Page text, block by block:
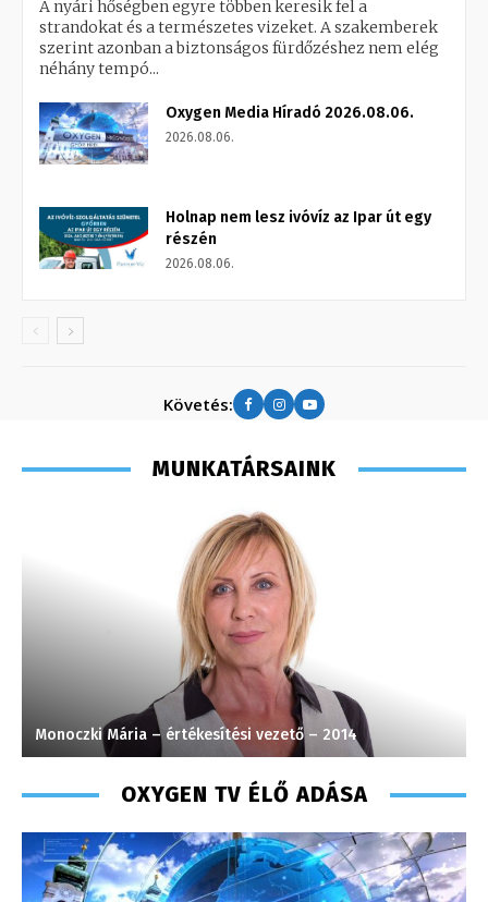
A nyári hőségben egyre többen keresik fel a
strandokat és a természetes vizeket. A szakemberek
szerint azonban a biztonságos fürdőzéshez nem elég
néhány tempó...
Oxygen Media Híradó 2026.08.06.
2026.08.06.
Holnap nem lesz ivóvíz az Ipar út egy
részén
2026.08.06.
Követés:
MUNKATÁRSAINK
Monoczki Mária – értékesítési vezető – 2014
OXYGEN TV ÉLŐ ADÁSA